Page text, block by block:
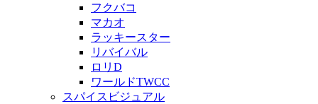
フクバコ
マカオ
ラッキースター
リバイバル
ロリD
ワールドTWCC
スパイスビジュアル